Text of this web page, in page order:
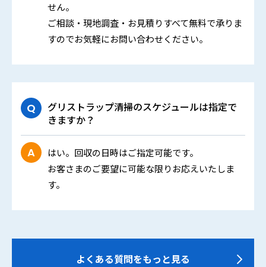
せん。
ご相談・現地調査・お見積りすべて無料で承りま
すのでお気軽にお問い合わせください。
グリストラップ清掃のスケジュールは指定で
きますか？
はい。回収の日時はご指定可能です。
お客さまのご要望に可能な限りお応えいたしま
す。
よくある質問をもっと見る